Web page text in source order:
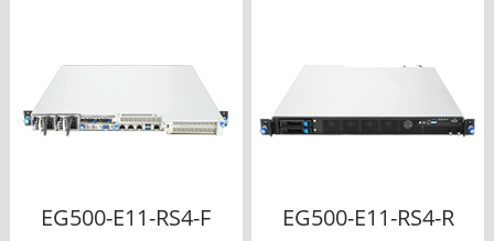
EG500-E11-RS4-F EG500-E11-RS4-R